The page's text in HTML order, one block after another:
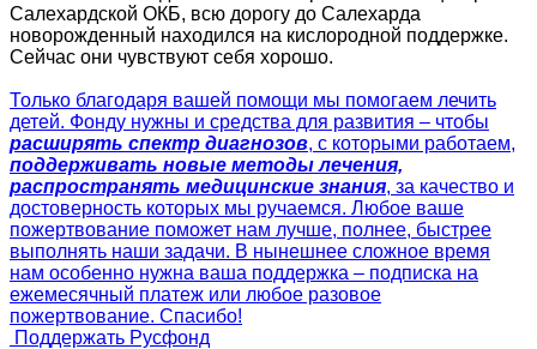
Салехардской ОКБ, всю дорогу до Салехарда
новорожденный находился на кислородной поддержке.
Сейчас они чувствуют себя хорошо.
Только благодаря вашей помощи мы помогаем лечить
детей. Фонду нужны и средства для развития – чтобы
расширять спектр диагнозов, с которыми работаем,
поддерживать новые методы лечения,
распространять медицинские знания, за качество и
достоверность которых мы ручаемся. Любое ваше
пожертвование поможет нам лучше, полнее, быстрее
выполнять наши задачи. В нынешнее сложное время
нам особенно нужна ваша поддержка – подписка на
ежемесячный платеж или любое разовое
пожертвование. Спасибо!
Поддержать Русфонд